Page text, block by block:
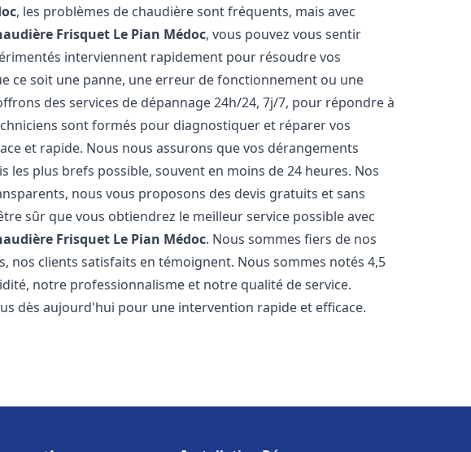
, les problèmes de chaudière sont fréquents, mais avec
Frisquet Le Pian Médoc, vous pouvez vous sentir
interviennent rapidement pour résoudre vos
ce soit une panne, une erreur de fonctionnement ou une
des services de dépannage 24h/24, 7j/7, pour répondre à
sont formés pour diagnostiquer et réparer vos
et rapide. Nous nous assurons que vos dérangements
les plus brefs possible, souvent en moins de 24 heures. Nos
nous vous proposons des devis gratuits et sans
sûr que vous obtiendrez le meilleur service possible avec
Frisquet Le Pian Médoc. Nous sommes fiers de nos
nos clients satisfaits en témoignent. Nous sommes notés 4,5
notre professionnalisme et notre qualité de service.
dès aujourd'hui pour une intervention rapide et efficace.